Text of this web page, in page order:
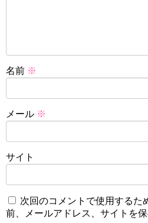
名前 ※
メール ※
サイト
次回のコメントで使用するた
前、メールアドレス、サイトを保